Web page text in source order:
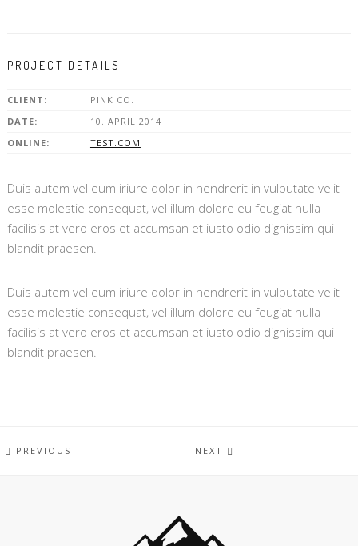
PROJECT DETAILS
CLIENT:
PINK CO.
DATE:
10. APRIL 2014
ONLINE:
TEST.COM
Duis autem vel eum iriure dolor in hendrerit in vulputate velit
esse molestie consequat, vel illum dolore eu feugiat nulla
facilisis at vero eros et accumsan et iusto odio dignissim qui
blandit praesen.
Duis autem vel eum iriure dolor in hendrerit in vulputate velit
esse molestie consequat, vel illum dolore eu feugiat nulla
facilisis at vero eros et accumsan et iusto odio dignissim qui
blandit praesen.
PREVIOUS NEXT